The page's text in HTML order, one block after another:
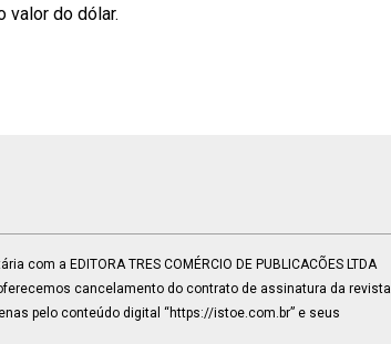
valor do dólar.
a EDITORA TRES COMÉRCIO DE PUBLICACÕES LTDA
cancelamento do contrato de assinatura da revista
pelo conteúdo digital “https://istoe.com.br” e seus